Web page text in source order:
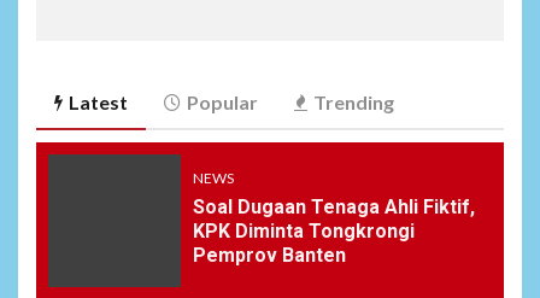
Latest Popular Trending
NEWS
Soal Dugaan Tenaga Ahli Fiktif,
KPK Diminta Tongkrongi
Pemprov Banten